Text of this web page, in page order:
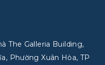
The Galleria Building,
Phường Xuân Hòa, TP